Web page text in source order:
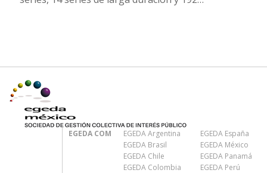
EGEDA COM
EGEDA Argentina
EGEDA Brasil
EGEDA Chile
EGEDA Colombia
EGEDA España
EGEDA México
EGEDA Panamá
EGEDA Perú